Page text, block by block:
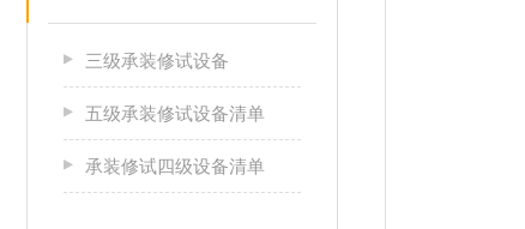
三级承装修试设备
五级承装修试设备清单
承装修试四级设备清单